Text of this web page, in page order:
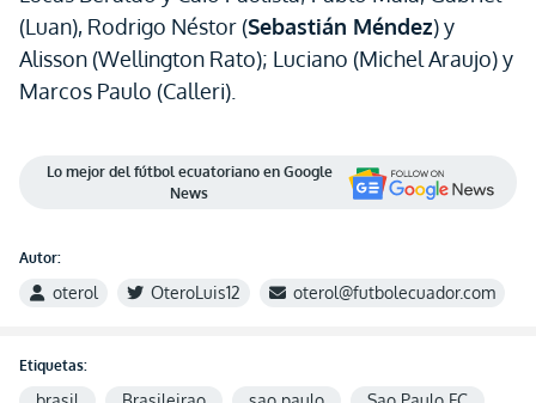
(Luan), Rodrigo Néstor (Sebastián Méndez) y
Alisson (Wellington Rato); Luciano (Michel Araujo) y
Marcos Paulo (Calleri).
Lo mejor del fútbol ecuatoriano en Google
News
Autor:
oterol OteroLuis12 oterol@futbolecuador.com
Etiquetas: